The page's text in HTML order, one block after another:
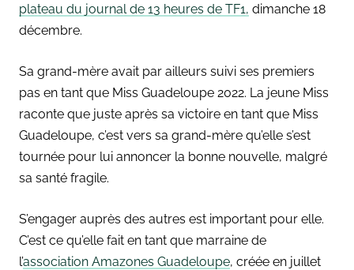
plateau du journal de 13 heures de TF1, dimanche 18
décembre.
Sa grand-mère avait par ailleurs suivi ses premiers
pas en tant que Miss Guadeloupe 2022. La jeune Miss
raconte que juste après sa victoire en tant que Miss
Guadeloupe, c’est vers sa grand-mère qu’elle s’est
tournée pour lui annoncer la bonne nouvelle, malgré
sa santé fragile.
S’engager auprès des autres est important pour elle.
C’est ce qu’elle fait en tant que marraine de
l’association Amazones Guadeloupe, créée en juillet